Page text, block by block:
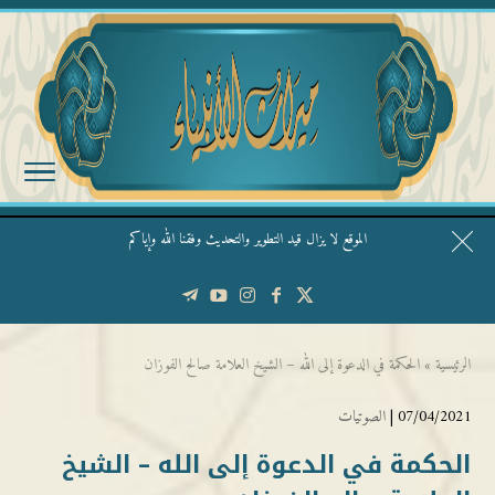
الموقع لا يزال قيد التطوير والتحديث وفقنا الله وإياكم
قال الشيخ ربيع وفقه الله: نحن ليس عندنا تقديس الأشخاص
الرئيسية » الحكمة في الدعوة إلى الله – الشيخ العلامة صالح الفوزان
07/04/2021 | الصوتيات
الحكمة في الدعوة إلى الله – الشيخ